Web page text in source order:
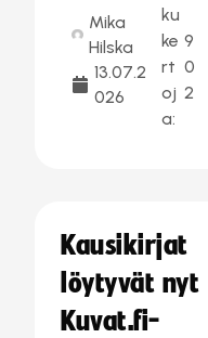
Mika
Hilska
13.07.2
026
ku
ke
rt
oj
a:
9
0
2
Kausikirjat
löytyvät nyt
Kuvat.fi-